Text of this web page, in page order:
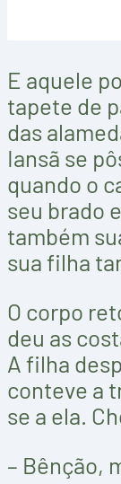
E aquele
tapete de
das
Iansã se
quando o
seu brado
também
sua filha
O corpo
deu as
A filha
conteve a
se a ela.
– Bênção,